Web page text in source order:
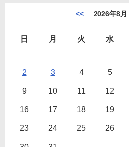
<< 2026年8月
日 月 火 水
2 3 4 5
9 10 11 12
16 17 18 19
23 24 25 26